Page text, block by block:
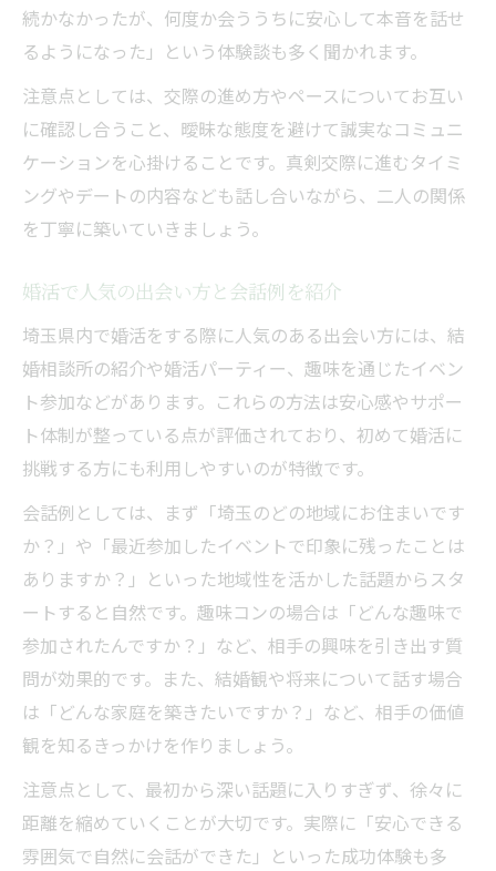
続かなかったが、何度か会ううちに安心して本音を話せ
るようになった」という体験談も多く聞かれます。
注意点としては、交際の進め方やペースについてお互い
に確認し合うこと、曖昧な態度を避けて誠実なコミュニ
ケーションを心掛けることです。真剣交際に進むタイミ
ングやデートの内容なども話し合いながら、二人の関係
を丁寧に築いていきましょう。
婚活で人気の出会い方と会話例を紹介
埼玉県内で婚活をする際に人気のある出会い方には、結
婚相談所の紹介や婚活パーティー、趣味を通じたイベン
ト参加などがあります。これらの方法は安心感やサポー
ト体制が整っている点が評価されており、初めて婚活に
挑戦する方にも利用しやすいのが特徴です。
会話例としては、まず「埼玉のどの地域にお住まいです
か？」や「最近参加したイベントで印象に残ったことは
ありますか？」といった地域性を活かした話題からスタ
ートすると自然です。趣味コンの場合は「どんな趣味で
参加されたんですか？」など、相手の興味を引き出す質
問が効果的です。また、結婚観や将来について話す場合
は「どんな家庭を築きたいですか？」など、相手の価値
観を知るきっかけを作りましょう。
注意点として、最初から深い話題に入りすぎず、徐々に
距離を縮めていくことが大切です。実際に「安心できる
雰囲気で自然に会話ができた」といった成功体験も多